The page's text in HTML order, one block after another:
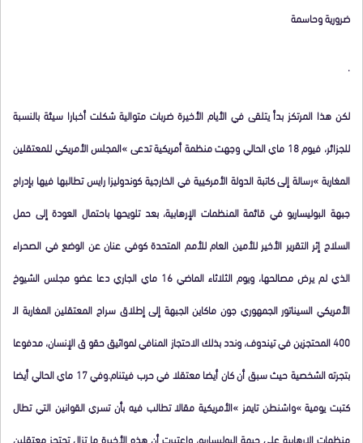
ضرورية وحاسمة
.
لكن هذا المرتكز بدأ يتلقى في الأيام الأخيرة ضربات متوالية شكلت أخبارا سيئة بالنسبة
للجزائر، فيوم 18 ماي الحالي وجهت منظمة أمريكية تدعى »المجلس الأمريكي للمعتقلين
المغاربة »رسالة إلى كاتبة الدولة الأمركيية في الخارجية كوندوليزا رايس تطالبها فيها بإدراج
جبهة البوليساريو في قائمة المنظمات الإرهابية، بعد تلويحها باحتمال العودة إلى حمل
السلاح إثر التقرير الأخير للأمين العام للأمم المتحدة كوفي عنان عن الوضع في الصحراء
الذي لم يرض مصالحها، ويوم الثلاثاء الماضي 16 ماي الجاري دعا عضو مجلس الشيوخ
الأمريكي السيناتور الجمهوري جون ماكاين الجبهة إلى إطلاق سراح المعتقلين المغاربة الـ
400 المحتجزين في تيندوف، وندد بذلك الاحتجاز المنافي لمواثيق حقو ق الإنسان، مدفوعا
بتجرته الشخصية حيث سبق أن كان أيضا معتقلا في حرب فيتنام.وفي 17 ماي الحالي أيضا
كتبت يومية »واشنطن تايمز »الأمريكية مقالا تطالب فيه بأن تسري القوانين التي تطال
منظمات الإرهابية على جبهة البوليساريو، واعتبرت أن هذه الأخيرة ما تزال تحتجز معتقلين